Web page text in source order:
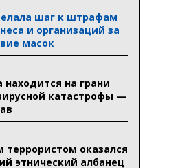
шаг к штрафам
и организаций за
масок
находится на грани
катастрофы —
террористом оказался
этнический албанец